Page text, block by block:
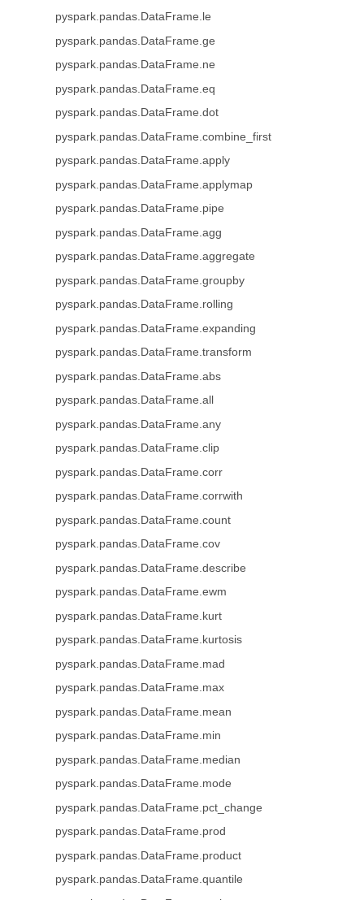
pyspark.pandas.DataFrame.le
pyspark.pandas.DataFrame.ge
pyspark.pandas.DataFrame.ne
pyspark.pandas.DataFrame.eq
pyspark.pandas.DataFrame.dot
pyspark.pandas.DataFrame.combine_first
pyspark.pandas.DataFrame.apply
pyspark.pandas.DataFrame.applymap
pyspark.pandas.DataFrame.pipe
pyspark.pandas.DataFrame.agg
pyspark.pandas.DataFrame.aggregate
pyspark.pandas.DataFrame.groupby
pyspark.pandas.DataFrame.rolling
pyspark.pandas.DataFrame.expanding
pyspark.pandas.DataFrame.transform
pyspark.pandas.DataFrame.abs
pyspark.pandas.DataFrame.all
pyspark.pandas.DataFrame.any
pyspark.pandas.DataFrame.clip
pyspark.pandas.DataFrame.corr
pyspark.pandas.DataFrame.corrwith
pyspark.pandas.DataFrame.count
pyspark.pandas.DataFrame.cov
pyspark.pandas.DataFrame.describe
pyspark.pandas.DataFrame.ewm
pyspark.pandas.DataFrame.kurt
pyspark.pandas.DataFrame.kurtosis
pyspark.pandas.DataFrame.mad
pyspark.pandas.DataFrame.max
pyspark.pandas.DataFrame.mean
pyspark.pandas.DataFrame.min
pyspark.pandas.DataFrame.median
pyspark.pandas.DataFrame.mode
pyspark.pandas.DataFrame.pct_change
pyspark.pandas.DataFrame.prod
pyspark.pandas.DataFrame.product
pyspark.pandas.DataFrame.quantile